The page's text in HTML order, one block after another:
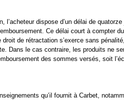
l’acheteur dispose d’un délai de
Ce délai court à compter
de rétractation s’exerce sans
Dans le cas contraire, les produits ne
des sommes versés, soit
qu’il fournit à Carbet,